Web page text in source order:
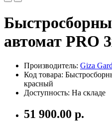
автомат PRO
Производитель: Giza
Код товара:
красный
Доступность: На складе
51 900.00 р.